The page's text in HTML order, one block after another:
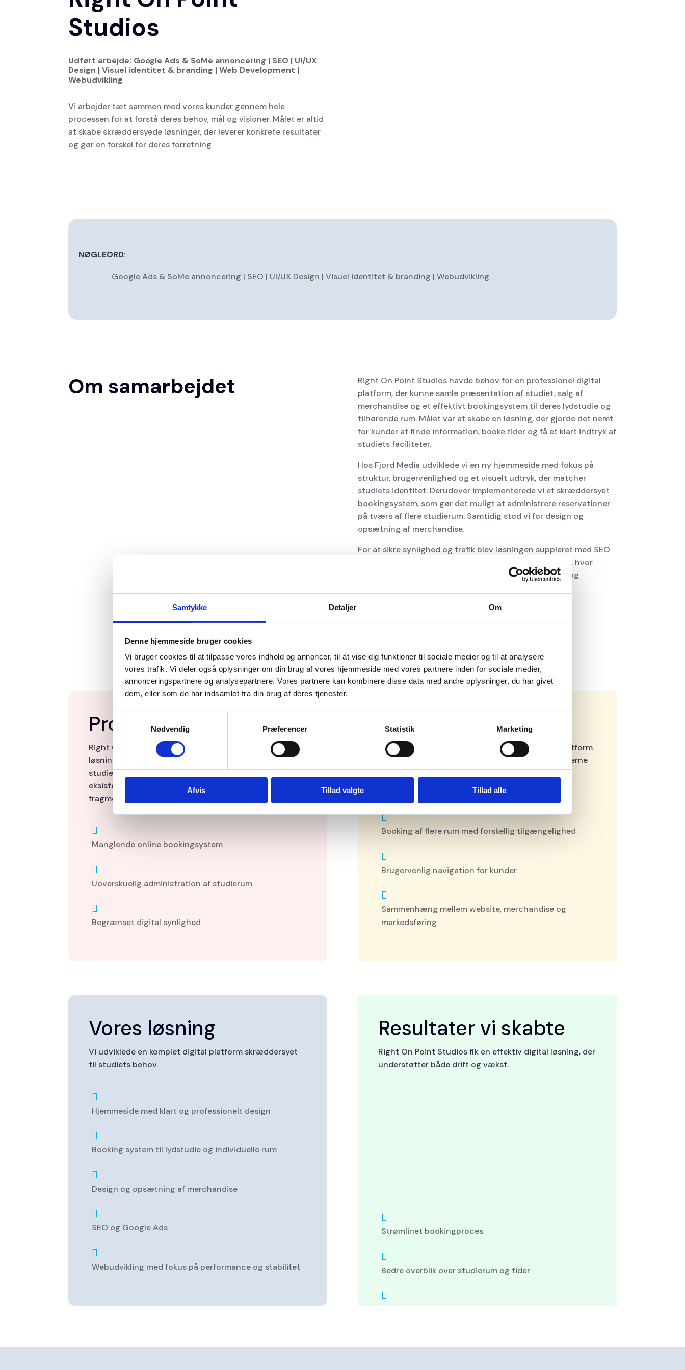
Samtykke Detaljer Om
Denne hjemmeside bruger cookies
Vi bruger cookies til at tilpasse vores indhold og annoncer, til at vise dig funktioner til sociale medier og til at analysere
vores trafik. Vi deler også oplysninger om din brug af vores hjemmeside med vores partnere inden for sociale medier,
annonceringspartnere og analysepartnere. Vores partnere kan kombinere disse data med andre oplysninger, du har givet
dem, eller som de har indsamlet fra din brug af deres tjenester.
Nødvendig
Præferencer Statistik Marketing
Afvis Tillad valgte Tillad alle
Studios
Udført arbejde: Google Ads & SoMe annoncering | SEO | UI/UX
Design | Visuel identitet & branding | Web Development |
Webudvikling
Vi arbejder tæt sammen med vores kunder gennem hele
processen for at forstå deres behov, mål og visioner. Målet er altid
at skabe skræddersyede løsninger, der leverer konkrete resultater
og gør en forskel for deres forretning
NØGLEORD:
Google Ads & SoMe annoncering | SEO | UI/UX Design | Visuel identitet & branding | Webudvikling
Om samarbejdet
Right On Point Studios havde behov for en professionel digital
platform, der kunne samle præsentation af studiet, salg af
merchandise og et effektivt bookingsystem til deres lydstudie og
tilhørende rum. Målet var at skabe en løsning, der gjorde det nemt
for kunder at finde information, booke tider og få et klart indtryk af
studiets faciliteter.
Hos Fjord Media udviklede vi en ny hjemmeside med fokus på
struktur, brugervenlighed og et visuelt udtryk, der matcher
studiets identitet. Derudover implementerede vi et skræddersyet
bookingsystem, som gør det muligt at administrere reservationer
på tværs af flere studierum. Samtidig stod vi for design og
opsætning af merchandise.
For at sikre synlighed og trafik blev løsningen suppleret med SEO
og Google Ads. Resultatet er en samlet digital platform, hvor
booking, branding og markedsføring arbejder sammen og
Problemer
Right On Point Studios manglede en samlet digital
løsning, der kunne håndtere både præsentation af
studiet, booking af flere rum og synlighed online. De
eksisterende løsninger var enten manuelle eller
fragmenterede.

Manglende online bookingsystem

Uoverskuelig administration af studierum

Begrænset digital synlighed
Udfordringer
Udfordringen var at samle flere funktioner i én platform
uden at gøre brugeroplevelsen kompleks for kunderne
eller driften besværlig for studiet.

Booking af flere rum med forskellig tilgængelighed

Brugervenlig navigation for kunder

Sammenhæng mellem website, merchandise og
markedsføring
Vores løsning
Vi udviklede en komplet digital platform skræddersyet
til studiets behov.

Hjemmeside med klart og professionelt design

Booking system til lydstudie og individuelle rum

Design og opsætning af merchandise

SEO og Google Ads

Webudvikling med fokus på performance og stabilitet
Resultater vi skabte
Right On Point Studios fik en effektiv digital løsning, der
understøtter både drift og vækst.

Strømlinet bookingproces

Bedre overblik over studierum og tider
